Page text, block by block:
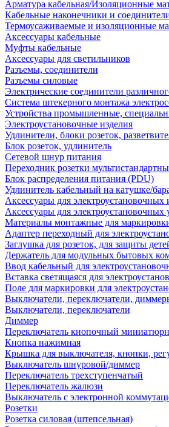
Арматура кабельная/Изоляционные
Кабельные наконечники и
Термоусаживаемые и изоляционные
Аксессуары кабельные
Муфты кабельные
Аксессуары для светильников
Разъемы, соединители
Разъемы силовые
Электрические соединители
Система штекерного монтажа
Устройства промышленные,
Электроустановочные изделия
Удлинители, блоки розеток,
Блок розеток, удлинитель
Сетевой шнур питания
Переходник розетки
Блок распределения питания (PDU)
Удлинитель кабельный на катушке/
Аксессуары для электроустановочных
Аксессуары для электроустановочных
Материалы монтажные для
Адаптер переходный для
Заглушка для розеток, для защиты
Держатель для модульных бытовых
Ввод кабельный для
Вставка светящаяся для
Поле для маркировки для
Выключатели, переключатели,
Выключатели, переключатели
Диммер
Переключатель кнопочный
Кнопка нажимная
Крышка для выключателя, кнопки,
Выключатель шнуровой/диммер
Переключатель трехступенчатый
Переключатель жалюзи
Выключатель с электронной
Розетки
Розетка силовая (штепсельная)